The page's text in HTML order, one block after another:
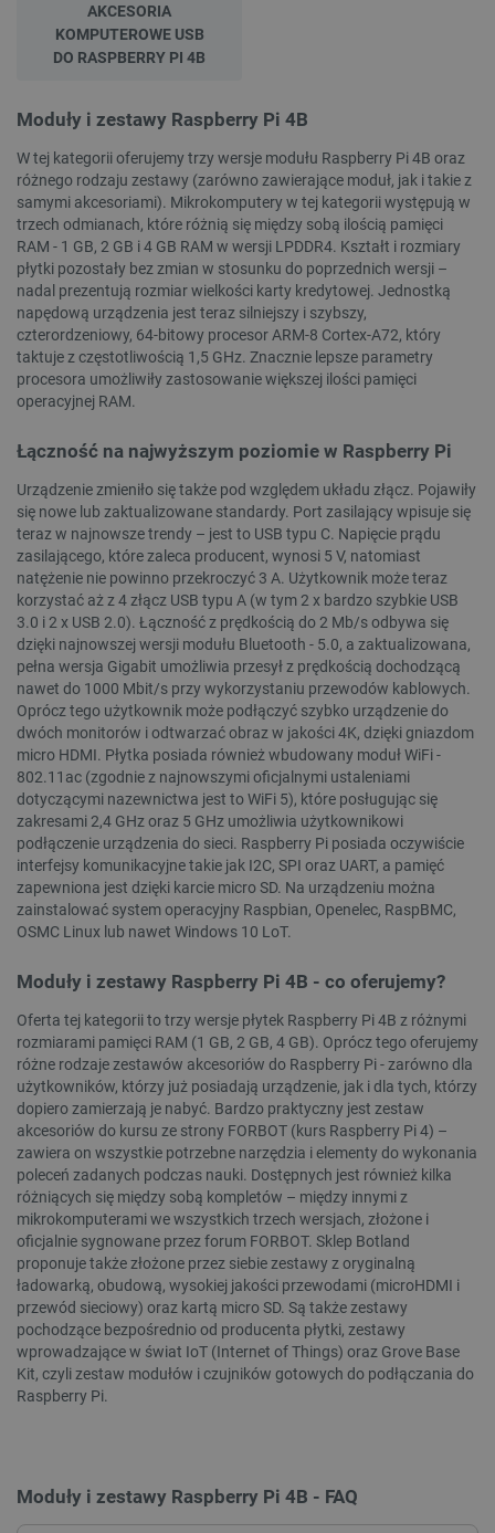
AKCESORIA
KOMPUTEROWE USB
DO RASPBERRY PI 4B
Moduły i zestawy Raspberry Pi 4B
W tej kategorii oferujemy trzy wersje modułu Raspberry Pi 4B oraz
różnego rodzaju zestawy (zarówno zawierające moduł, jak i takie z
samymi akcesoriami). Mikrokomputery w tej kategorii występują w
trzech odmianach, które różnią się między sobą ilością pamięci
RAM - 1 GB, 2 GB i 4 GB RAM w wersji LPDDR4. Kształt i rozmiary
płytki pozostały bez zmian w stosunku do poprzednich wersji –
nadal prezentują rozmiar wielkości karty kredytowej. Jednostką
napędową urządzenia jest teraz silniejszy i szybszy,
czterordzeniowy, 64-bitowy procesor ARM-8 Cortex-A72, który
taktuje z częstotliwością 1,5 GHz. Znacznie lepsze parametry
procesora umożliwiły zastosowanie większej ilości pamięci
operacyjnej RAM.
Łączność na najwyższym poziomie w Raspberry Pi
Urządzenie zmieniło się także pod względem układu złącz. Pojawiły
się nowe lub zaktualizowane standardy. Port zasilający wpisuje się
teraz w najnowsze trendy – jest to USB typu C. Napięcie prądu
zasilającego, które zaleca producent, wynosi 5 V, natomiast
natężenie nie powinno przekroczyć 3 A. Użytkownik może teraz
korzystać aż z 4 złącz USB typu A (w tym 2 x bardzo szybkie USB
3.0 i 2 x USB 2.0). Łączność z prędkością do 2 Mb/s odbywa się
dzięki najnowszej wersji modułu Bluetooth - 5.0, a zaktualizowana,
pełna wersja Gigabit umożliwia przesył z prędkością dochodzącą
nawet do 1000 Mbit/s przy wykorzystaniu przewodów kablowych.
Oprócz tego użytkownik może podłączyć szybko urządzenie do
dwóch monitorów i odtwarzać obraz w jakości 4K, dzięki gniazdom
micro HDMI. Płytka posiada również wbudowany moduł WiFi -
802.11ac (zgodnie z najnowszymi oficjalnymi ustaleniami
dotyczącymi nazewnictwa jest to WiFi 5), które posługując się
zakresami 2,4 GHz oraz 5 GHz umożliwia użytkownikowi
podłączenie urządzenia do sieci. Raspberry Pi posiada oczywiście
interfejsy komunikacyjne takie jak I2C, SPI oraz UART, a pamięć
zapewniona jest dzięki karcie micro SD. Na urządzeniu można
zainstalować system operacyjny Raspbian, Openelec, RaspBMC,
OSMC Linux lub nawet Windows 10 LoT.
Moduły i zestawy Raspberry Pi 4B - co oferujemy?
Oferta tej kategorii to trzy wersje płytek Raspberry Pi 4B z różnymi
rozmiarami pamięci RAM (1 GB, 2 GB, 4 GB). Oprócz tego oferujemy
różne rodzaje zestawów akcesoriów do Raspberry Pi - zarówno dla
użytkowników, którzy już posiadają urządzenie, jak i dla tych, którzy
dopiero zamierzają je nabyć. Bardzo praktyczny jest zestaw
akcesoriów do kursu ze strony FORBOT (kurs Raspberry Pi 4) –
zawiera on wszystkie potrzebne narzędzia i elementy do wykonania
poleceń zadanych podczas nauki. Dostępnych jest również kilka
różniących się między sobą kompletów – między innymi z
mikrokomputerami we wszystkich trzech wersjach, złożone i
oficjalnie sygnowane przez forum FORBOT. Sklep Botland
proponuje także złożone przez siebie zestawy z oryginalną
ładowarką, obudową, wysokiej jakości przewodami (microHDMI i
przewód sieciowy) oraz kartą micro SD. Są także zestawy
pochodzące bezpośrednio od producenta płytki, zestawy
wprowadzające w świat IoT (Internet of Things) oraz Grove Base
Kit, czyli zestaw modułów i czujników gotowych do podłączania do
Raspberry Pi.
Moduły i zestawy Raspberry Pi 4B - FAQ
Bez niezbędnych plików cookie nie można
prawidłowo korzystać ze strony internetowej.
PrestaShop-[abcdef0123456789]{32}
_lb .botland.com.pl
VISITOR_PRIVACY_METADATA
YouTube
.youtube.com
__cf_bm
Cloudflare Inc.
.inpost.pl
__cf_bm
Cloudflare Inc.
.webshopapp.com
PHPSESSID
PHP.net
botland.com.pl
Polityce prywatności Google